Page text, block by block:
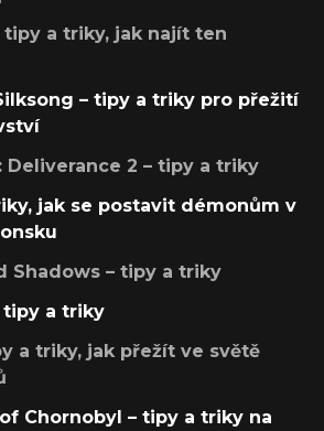
tipy a triky, jak najít ten
– tipy a triky pro přežití
Deliverance 2 – tipy a triky
jak se postavit démonům v
Shadows – tipy a triky
tipy a triky
a triky, jak přežít ve světě
Chornobyl – tipy a triky na